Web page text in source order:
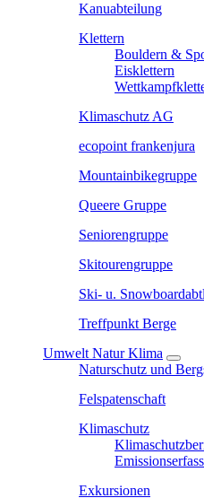
Kanuabteilung
Klettern
Bouldern &
Eisklettern
Klimaschutz AG
ecopoint frankenjura
Mountainbikegruppe
Queere Gruppe
Seniorengruppe
Skitourengruppe
Ski- u.
Treffpunkt Berge
Umwelt Natur Klima
Naturschutz und
Felspatenschaft
Klimaschutz
Exkursionen